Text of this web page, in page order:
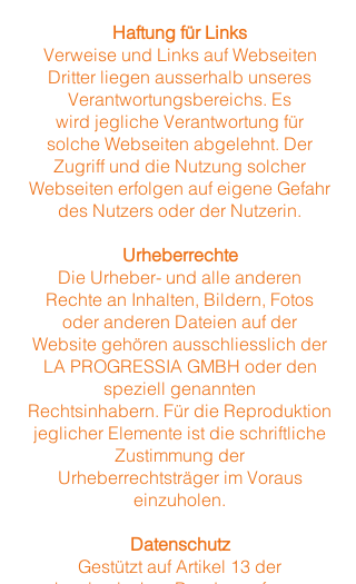
Haftung für Links
Verweise und Links auf Webseiten
Dritter liegen ausserhalb unseres
Verantwortungsbereichs. Es
wird jegliche Verantwortung für
solche Webseiten abgelehnt. Der
Zugriff und die Nutzung solcher
Webseiten erfolgen auf eigene Gefahr
des Nutzers oder der Nutzerin.
Urheberrechte
Die Urheber- und alle anderen
Rechte an Inhalten, Bildern, Fotos
oder anderen Dateien auf der
Website gehören ausschliesslich der
LA PROGRESSIA GMBH oder den
speziell genannten
Rechtsinhabern. Für die Reproduktion
jeglicher Elemente ist die schriftliche
Zustimmung der
Urheberrechtsträger im Voraus
einzuholen.
Datenschutz
Gestützt auf Artikel 13 der